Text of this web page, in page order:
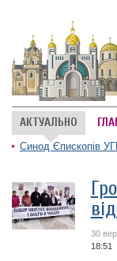
АКТУАЛЬНО
Синод Єпископів
30
18:51